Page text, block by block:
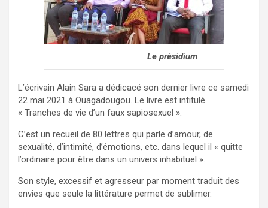
Le présidium
L’écrivain Alain Sara a dédicacé son dernier livre ce samedi
22 mai 2021 à Ouagadougou. Le livre est intitulé
« Tranches de vie d’un faux sapiosexuel ».
C’est un recueil de 80 lettres qui parle d’amour, de
sexualité, d’intimité, d’émotions, etc. dans lequel il « quitte
l’ordinaire pour être dans un univers inhabituel ».
Son style, excessif et agresseur par moment traduit des
envies que seule la littérature permet de sublimer.